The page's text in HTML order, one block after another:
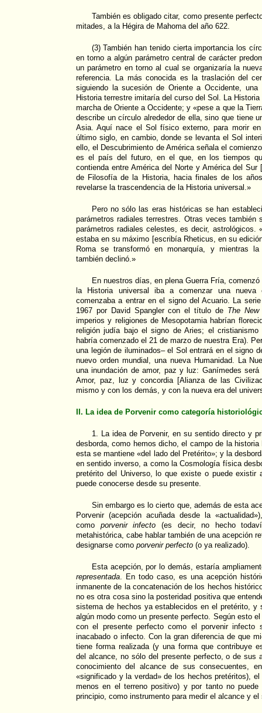
También es obligado citar, como presente
mitades, a la Hégira de Mahoma del año 622.
(3) También han tenido cierta importancia los
en torno a algún parámetro central de carácter
un parámetro en torno al cual se organizaría la
referencia. La más conocida es la traslación del
siguiendo la sucesión de Oriente a Occidente,
Historia terrestre imitaría del curso del Sol. La
marcha de Oriente a Occidente; y «pese a que la
describe un círculo alrededor de ella, sino que tiene
Asia. Aquí nace el Sol físico externo, para morir
último siglo, en cambio, donde se levanta el Sol
ello, el Descubrimiento de América señala el
es el país del futuro, en el que, en los tiempos
contienda entre América del Norte y América del
de Filosofía de la Historia, hacia finales de los
revelarse la trascendencia de la Historia universal.»
Pero no sólo las eras históricas se han
parámetros radiales terrestres. Otras veces también
parámetros radiales celestes, es decir, astrológicos.
estaba en su máximo [escribía Rheticus, en su
Roma se transformó en monarquía, y mientras la
también declinó.»
En nuestros días, en plena Guerra Fría,
la Historia universal iba a comenzar una nueva
comenzaba a entrar en el signo del Acuario. La
1967 por David Spangler con el título de The
imperios y religiones de Mesopotamia habrían
religión judía bajo el signo de Aries; el
habría comenzado el 21 de marzo de nuestra Era).
una legión de iluminados– el Sol entrará en el signo
nuevo orden mundial, una nueva Humanidad. La
una inundación de amor, paz y luz: Ganímedes
Amor, paz, luz y concordia [Alianza de las
mismo y con los demás, y con la nueva era del
II. La idea de Porvenir como categoría
1. La idea de Porvenir, en su sentido directo y
desborda, como hemos dicho, el campo de la
esta se mantiene «del lado del Pretérito»; y la
en sentido inverso, a como la Cosmología física
pretérito del Universo, lo que existe o puede existir
puede conocerse desde su presente.
Sin embargo es lo cierto que, además de esta
Porvenir (acepción acuñada desde la
como porvenir infecto (es decir, no hecho
metahistórica, cabe hablar también de una acepción
designarse como porvenir perfecto (o ya realizado).
Esta acepción, por lo demás, estaría
representada. En todo caso, es una acepción
inmanente de la concatenación de los hechos
no es otra cosa sino la posteridad positiva que
sistema de hechos ya establecidos en el pretérito, y
algún modo como un presente perfecto. Según esto
con el presente perfecto como el porvenir infecto
inacabado o infecto. Con la gran diferencia de que
tiene forma realizada (y una forma que contribuye
del alcance, no sólo del presente perfecto, o de sus
conocimiento del alcance de sus consecuentes,
«significado y la verdad» de los hechos pretéritos),
menos en el terreno positivo) y por tanto no
principio, como instrumento para medir el alcance y